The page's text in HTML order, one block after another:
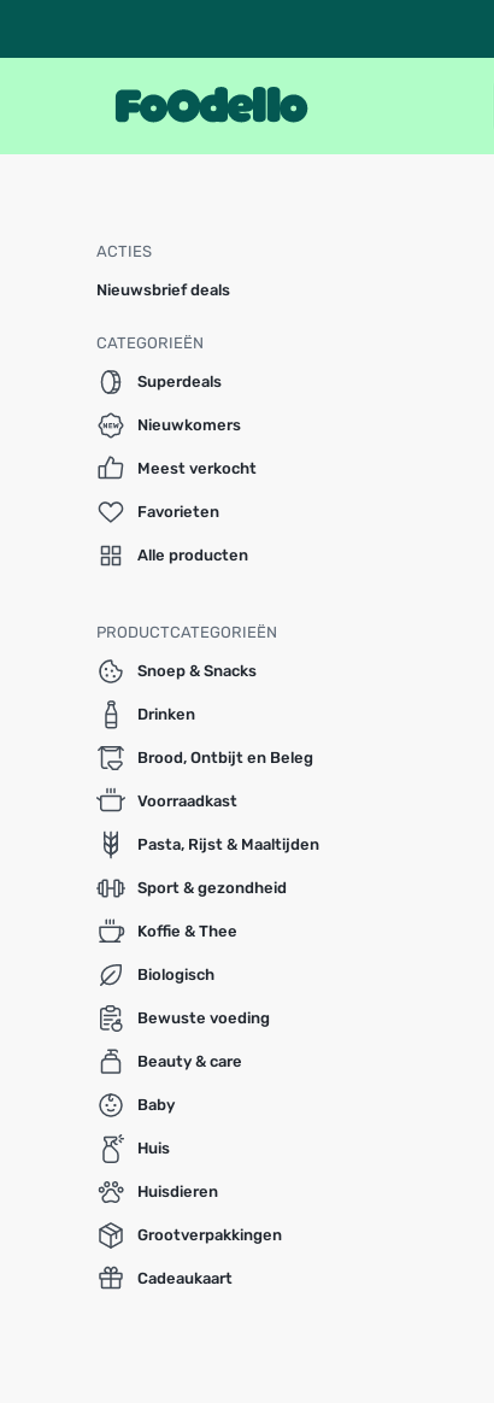
ACTIES
Nieuwsbrief deals
CATEGORIEËN
Superdeals
Nieuwkomers
Meest verkocht
Favorieten
Alle producten
PRODUCTCATEGORIEËN
Snoep & Snacks
Drinken
Brood, Ontbijt en Beleg
Voorraadkast
Pasta, Rijst & Maaltijden
Sport & gezondheid
Koffie & Thee
Biologisch
Bewuste voeding
Beauty & care
Baby
Huis
Huisdieren
Grootverpakkingen
Cadeaukaart